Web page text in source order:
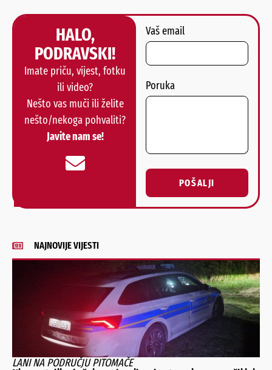
HALO,
PODRAVSKI!
Imate priču, vijest, fotku
ili video?
Nešto vas muči ili želite
nešto/nekoga pohvaliti?
Javite nam se!
Vaš email
Poruka
POŠALJI
Alternative:
NAJNOVIJE VIJESTI
LANI NA PODRUČJU PITOMAČE